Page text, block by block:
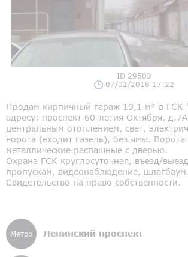
ID 29503
07/02/2018 17:22
Продам кирпичный гараж 19,1 м² в ГСК
адресу: проспект 60-летия Октября,
центральным отоплением, свет,
ворота (входит газель), без ямы. Ворота
металлические распашные с дверью.
Охрана ГСК круглосуточная, въезд/
пропускам, видеонаблюдение, шлагбаум.
Свидетельство на право собственности.
Метро Ленинский проспект